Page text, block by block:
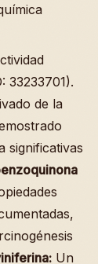
33233701).
de la
significativas
Un